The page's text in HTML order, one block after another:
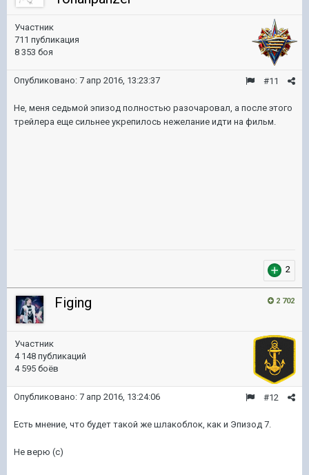
Участник
711 публикация
8 353 боя
#11
Опубликовано: 7 апр 2016, 13:23:37
Не, меня седьмой эпизод полностью разочаровал, а после этого
трейлера еще сильнее укрепилось нежелание идти на фильм.
2
2 702
Figing
Участник
4 148 публикаций
4 595 боёв
#12
Опубликовано: 7 апр 2016, 13:24:06
Есть мнение, что будет такой же шлакоблок, как и Эпизод 7.
Не верю (с)